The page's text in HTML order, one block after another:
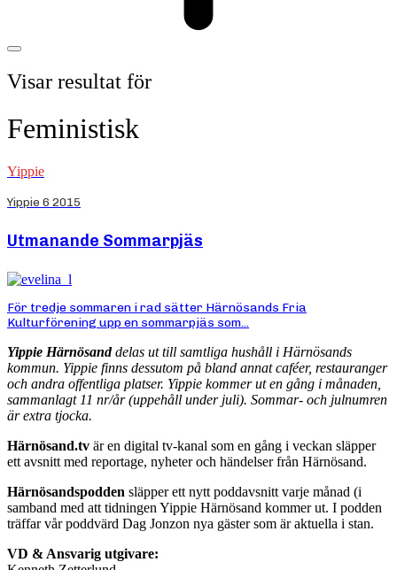
Visar resultat för
Feministisk
Yippie
Yippie 6 2015
Utmanande Sommarpjäs
För tredje sommaren i rad sätter Härnösands Fria
Kulturförening upp en sommarpjäs som...
Yippie Härnösanddelas ut till samtliga hushåll i Härnösands
kommun. Yippie finns dessutom på bland annat caféer, restauranger
och andra offentliga platser. Yippie kommer ut en gång i månaden,
sammanlagt 11 nr/år (uppehåll under juli). Sommar- och julnumren
är extra tjocka.
Härnösand.tv är en digital tv-kanal som en gång i veckan släpper
ett avsnitt med reportage, nyheter och händelser från Härnösand.
Härnösandspodden släpper ett nytt poddavsnitt varje månad (i
samband med att tidningen Yippie Härnösand kommer ut. I podden
träffar vår poddvärd Dag Jonzon nya gäster som är aktuella i stan.
VD & Ansvarig utgivare: